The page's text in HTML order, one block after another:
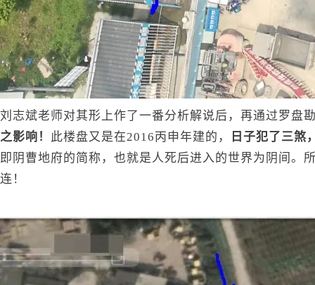
刘志斌老师对其形上作了一番分析解说后，再通过罗盘
之影响！
此楼盘又是在2016丙申年建的，
日子犯了三煞
即阴曹地府的简称，也就是人死后进入的世界为阴间。
连！